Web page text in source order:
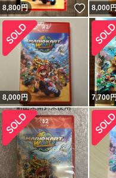
8,800円 いい
8,000円
8,000円 7,700